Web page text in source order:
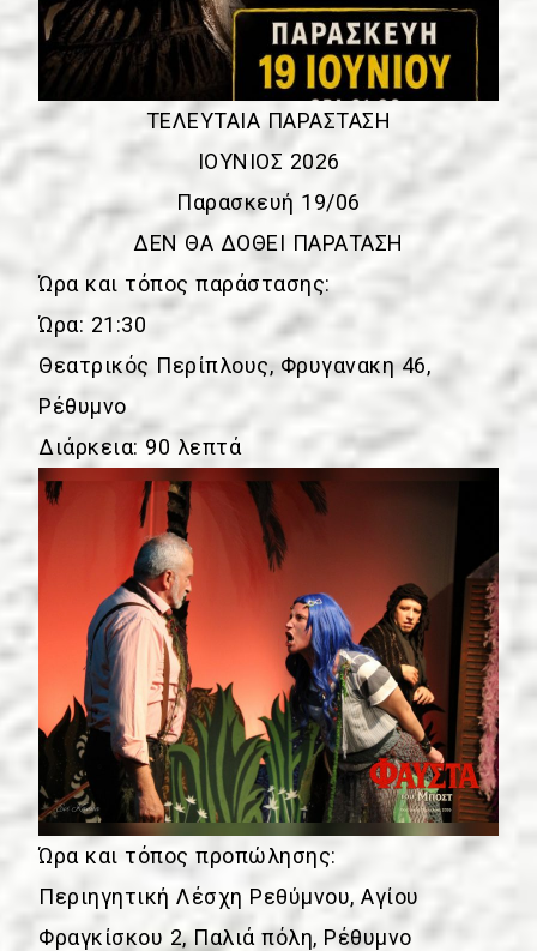
ΤΕΛΕΥΤΑΙΑ ΠΑΡΑΣΤΑΣΗ
ΙΟΥΝΙΟΣ 2026
Παρασκευή 19/06
ΔΕΝ ΘΑ ΔΟΘΕΙ ΠΑΡΑΤΑΣΗ
Ώρα και τόπος παράστασης:
Ώρα: 21:30
Θεατρικός Περίπλους, Φρυγανακη 46,
Ρέθυμνο
Διάρκεια: 90 λεπτά
Ώρα και τόπος προπώλησης:
Περιηγητική Λέσχη Ρεθύμνου, Αγίου
Φραγκίσκου 2, Παλιά πόλη, Ρέθυμνο